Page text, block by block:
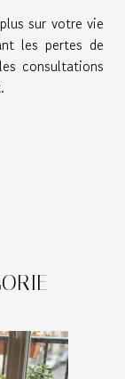
sur votre vie
les pertes de
consultations